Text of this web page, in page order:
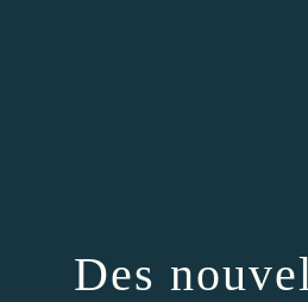
Des